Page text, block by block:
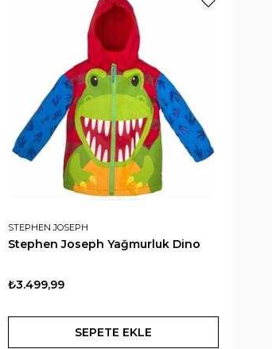
STEPHEN JOSEPH
Stephen Joseph Yağmurluk Dino
₺3.499,99
SEPETE EKLE